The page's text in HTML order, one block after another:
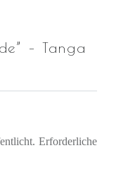
– Tanga
Erforderliche